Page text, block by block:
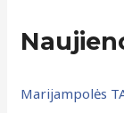
Marijampolės
y